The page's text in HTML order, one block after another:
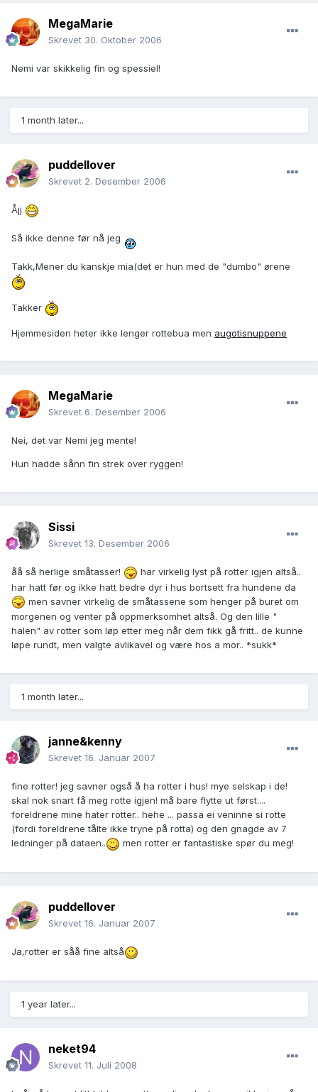
MegaMarie
Skrevet 30. Oktober 2006
Nemi var skikkelig fin og spessiel!
1 month later...
puddellover
Skrevet 2. Desember 2006
Åjj
Så ikke denne før nå jeg
Takk,Mener du kanskje mia(det er hun med de "dumbo" ørene
Takker
Hjemmesiden heter ikke lenger rottebua men augotisnuppene
MegaMarie
Skrevet 6. Desember 2006
Nei, det var Nemi jeg mente!
Hun hadde sånn fin strek over ryggen!
Sissi
Skrevet 13. Desember 2006
åå så herlige småtasser!
har virkelig lyst på rotter igjen altså..
har hatt før og ikke hatt bedre dyr i hus bortsett fra hundene da
men savner virkelig de småtassene som henger på buret om
morgenen og venter på oppmerksomhet altså. Og den lille "
halen" av rotter som løp etter meg når dem fikk gå fritt.. de kunne
løpe rundt, men valgte avlikavel og være hos a mor.. *sukk*
1 month later...
janne&kenny
Skrevet 16. Januar 2007
fine rotter! jeg savner også å ha rotter i hus! mye selskap i de!
skal nok snart få meg rotte igjen! må bare flytte ut først....
foreldrene mine hater rotter.. hehe ... passa ei veninne si rotte
(fordi foreldrene tålte ikke tryne på rotta) og den gnagde av 7
ledninger på dataen..
men rotter er fantastiske spør du meg!
puddellover
Skrevet 16. Januar 2007
Ja,rotter er såå fine altså
1 year later...
neket94
Skrevet 11. Juli 2008